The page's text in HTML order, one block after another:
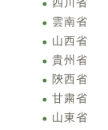
四川省
雲南省
山西省
貴州省
陝西省
甘粛省
山東省